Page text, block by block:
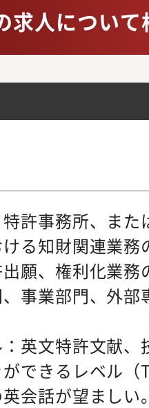
求人につい
特許事務所、ま
る知財関連業務
出願、権利化業務
、事業部門、外
：英文特許文献
できるレベル（
会話が望ましい